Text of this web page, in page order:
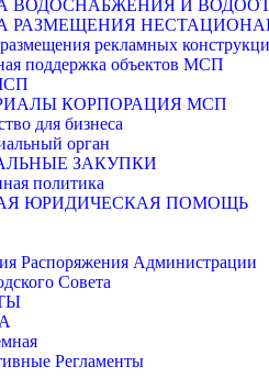
ВОДОСНАБЖЕНИЯ И
РАЗМЕЩЕНИЯ
рекламных
поддержка объектов МСП
КОРПОРАЦИЯ МСП
для бизнеса
орган
ЗАКУПКИ
политика
ЮРИДИЧЕСКАЯ ПОМОЩЬ
Распоряжения Администрации
Совета
Регламенты